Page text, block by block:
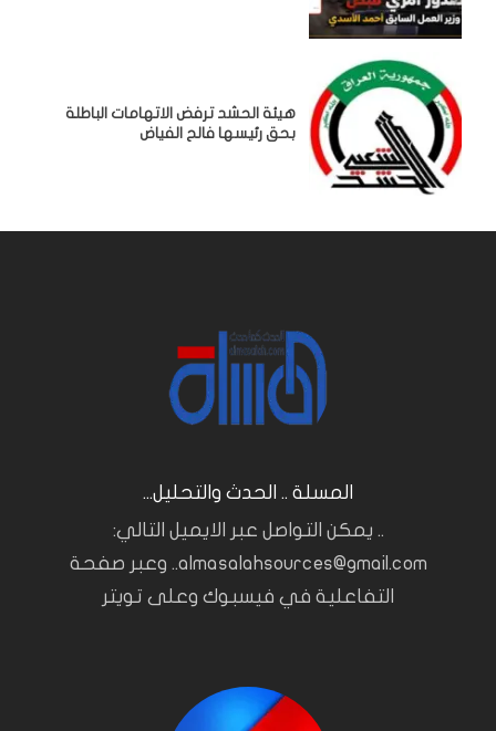
هيئة الحشد ترفض الاتهامات الباطلة
بحق رئيسها فالح الفياض
المسلة .. الحدث والتحليل...
.. يمكن التواصل عبر الايميل التالي:
almasalahsources@gmail.com.. وعبر صفحة
التفاعلية في فيسبوك وعلى تويتر